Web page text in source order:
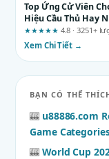
Top Ứng Cử Viên
Hiệu Cầu Thủ Hay
World Cup 2026
★★★★★ 4.8 · 3251+
Xem Chi Tiết →
BẠN CÓ THỂ
🎰 u88886.com
Game
🎰 World Cup